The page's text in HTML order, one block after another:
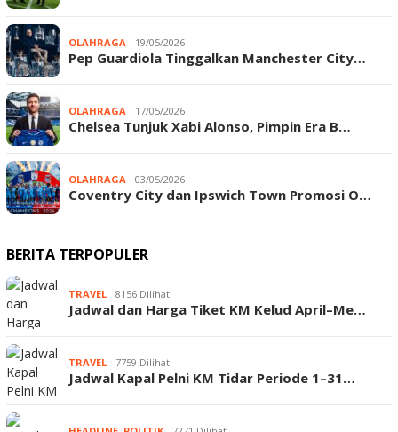
OLAHRAGA 19/05/2026
Pep Guardiola Tinggalkan Manchester City…
OLAHRAGA 17/05/2026
Chelsea Tunjuk Xabi Alonso, Pimpin Era B…
OLAHRAGA 03/05/2026
Coventry City dan Ipswich Town Promosi O…
BERITA TERPOPULER
TRAVEL 8156 Dilihat
Jadwal dan Harga Tiket KM Kelud April–Me…
TRAVEL 7759 Dilihat
Jadwal Kapal Pelni KM Tidar Periode 1–31…